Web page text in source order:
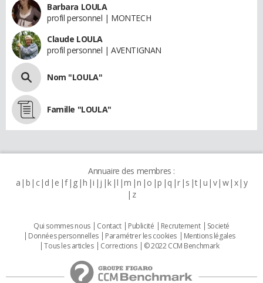
Barbara LOULA
profil personnel | MONTECH
Claude LOULA
profil personnel | AVENTIGNAN
Nom "LOULA"
Famille "LOULA"
Annuaire des membres :
a b c d e f g h i j k l m n o p q r s t u v w x y
z
Qui sommes nous Contact Publicité Recrutement
Societé
Données personnelles
Paramétrer les cookies
Mentions légales
Tous les articles
Corrections © 2022 CCM Benchmark